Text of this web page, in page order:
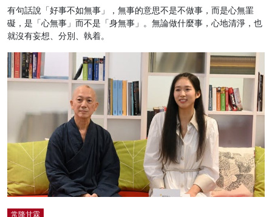
有句話說「好事不如無事」，無事的意思不是不做事，而是心無罣
礙，是「心無事」而不是「身無事」。無論做什麼事，心地清淨，也
就沒有妄想、分別、執着。
常降甘霖